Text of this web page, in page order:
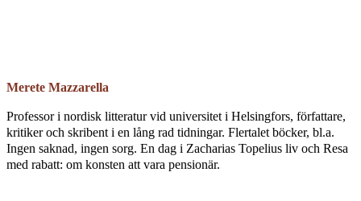
Merete Mazzarella
Professor i nordisk litteratur vid universitet i Helsingfors, författare,
kritiker och skribent i en lång rad tidningar. Flertalet böcker, bl.a.
Ingen saknad, ingen sorg. En dag i Zacharias Topelius liv och Resa
med rabatt: om konsten att vara pensionär.